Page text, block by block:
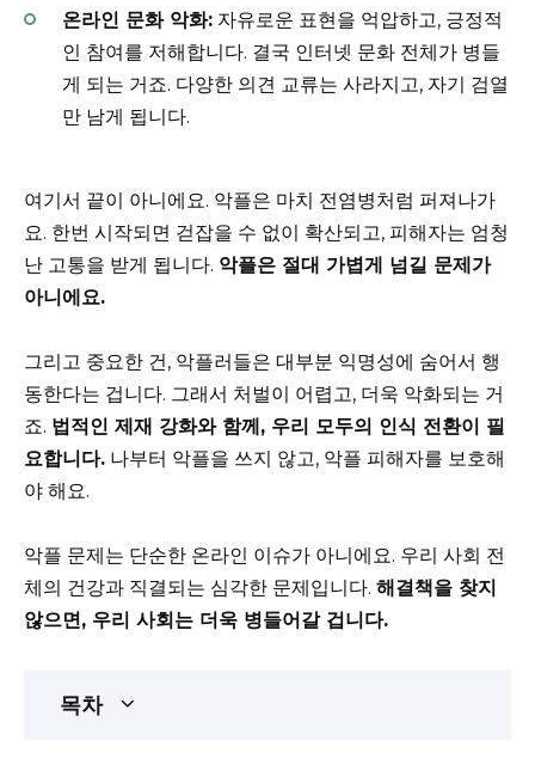
온라인 문화 악화: 자유로운 표현을 억압하고, 긍정적
인 참여를 저해합니다. 결국 인터넷 문화 전체가 병들
게 되는 거죠. 다양한 의견 교류는 사라지고, 자기 검열
만 남게 됩니다.
여기서 끝이 아니에요. 악플은 마치 전염병처럼 퍼져나가
요. 한번 시작되면 걷잡을 수 없이 확산되고, 피해자는 엄청
난 고통을 받게 됩니다. 악플은 절대 가볍게 넘길 문제가
아니에요.
그리고 중요한 건, 악플러들은 대부분 익명성에 숨어서 행
동한다는 겁니다. 그래서 처벌이 어렵고, 더욱 악화되는 거
죠. 법적인 제재 강화와 함께, 우리 모두의 인식 전환이 필
요합니다. 나부터 악플을 쓰지 않고, 악플 피해자를 보호해
야 해요.
악플 문제는 단순한 온라인 이슈가 아니에요. 우리 사회 전
체의 건강과 직결되는 심각한 문제입니다. 해결책을 찾지
않으면, 우리 사회는 더욱 병들어갈 겁니다.
목차